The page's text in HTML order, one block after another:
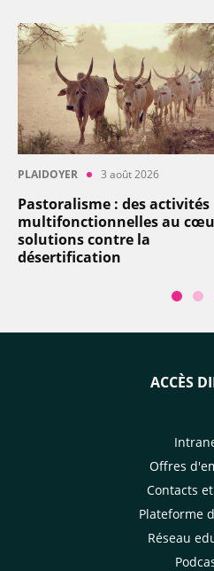
PLAIDOYER 3 août 2026
Pastoralisme : des activités
multifonctionnelles au
solutions contre la
désertification
ACCÈS
Offres
Contacts
Plateforme
Réseau